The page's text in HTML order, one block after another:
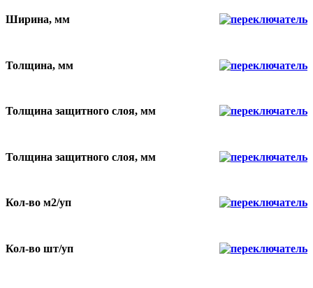
Ширина, мм
Толщина, мм
Толщина защитного слоя, мм
Толщина защитного слоя, мм
Кол-во м2/уп
Кол-во шт/уп